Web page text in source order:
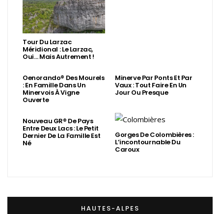
Tour Du Larzac
Méridional : Le Larzac,
Oui… Mais Autrement !
Oenorando® Des Mourels
: En Famille Dans Un
Minervois À Vigne
Ouverte
Minerve Par Ponts Et Par
Vaux : Tout Faire En Un
Jour Ou Presque
Nouveau GR® De Pays
Entre Deux Lacs : Le Petit
Dernier De La Famille Est
Né
Gorges De Colombières :
L’incontournable Du
Caroux
HAUTES-ALPES